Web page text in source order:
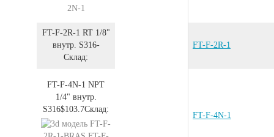
FT-F-2R-1 RT 1/8"
внутр. S316-
Склад:
FT-F-2R-1
FT-F-4N-1 NPT
1/4" внутр.
S316$103.7Склад:
FT-F-4N-1